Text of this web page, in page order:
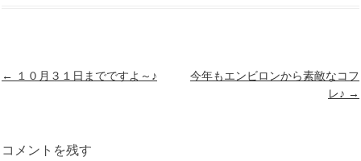
投
ゲ
← １０月３１日までですよ～♪
今年もエンビロンから素敵なコフ
レ♪ →
コメントを残す